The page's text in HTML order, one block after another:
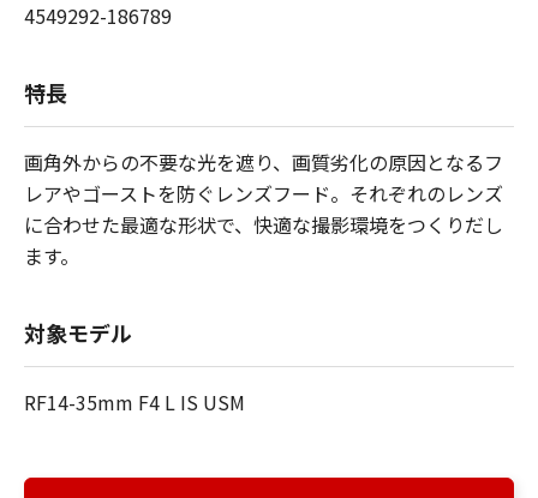
4549292-186789
特長
画角外からの不要な光を遮り、画質劣化の原因となるフ
レアやゴーストを防ぐレンズフード。それぞれのレンズ
に合わせた最適な形状で、快適な撮影環境をつくりだし
ます。
対象モデル
RF14-35mm F4 L IS USM